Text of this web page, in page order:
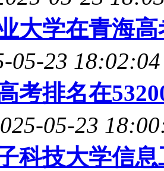
大学在青海
05-23 18:02:04
考排名在
05-23
科技大学信